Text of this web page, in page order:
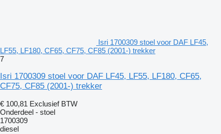
Isri 1700309 stoel voor DAF LF45,
LF55, LF180, CF65, CF75, CF85 (2001-) trekker
7
Isri 1700309 stoel voor DAF LF45, LF55, LF180, CF65,
CF75, CF85 (2001-) trekker
€ 100,81 Exclusief BTW
Onderdeel - stoel
1700309
diesel